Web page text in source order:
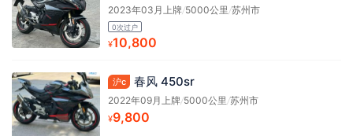
2023年03月上牌/5000公里/苏州市
0次过户
¥10,800
沪c 春风 450sr
2022年09月上牌/5000公里/苏州市
¥9,800